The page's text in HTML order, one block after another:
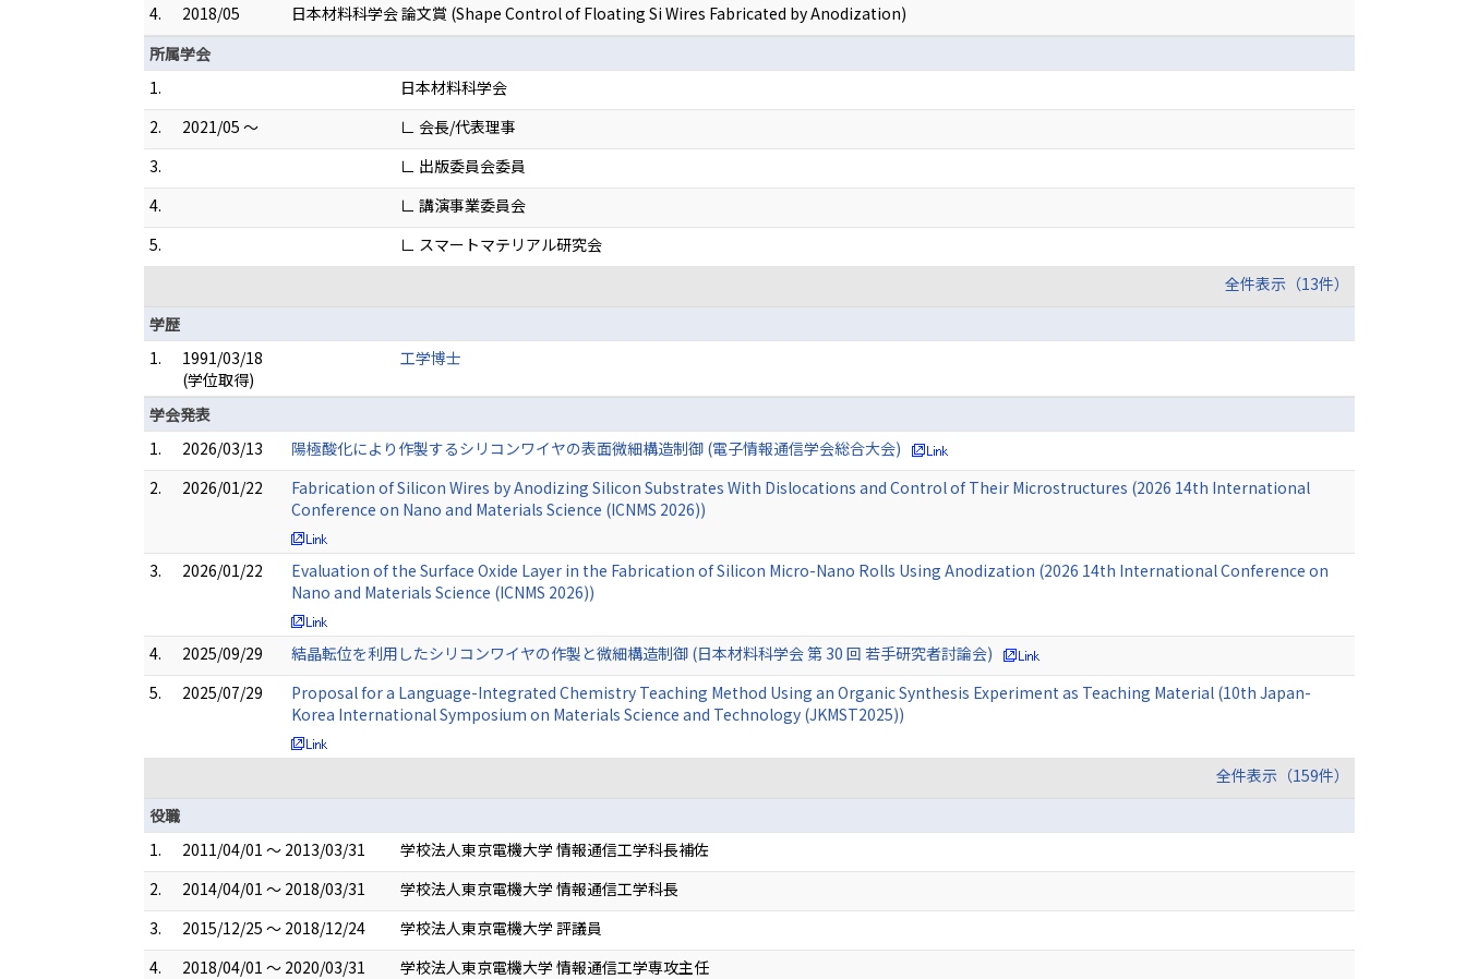
4.
2018/05
日本材料科学会 論文賞 (Shape Control of Floating Si Wires Fabricated by Anodization)
所属学会
1.
日本材料科学会
2.
2021/05 ～
∟ 会長/代表理事
3.
∟ 出版委員会委員
4.
∟ 講演事業委員会
5.
∟ スマートマテリアル研究会
全件表示（13件）
学歴
1.
1991/03/18
(学位取得)
工学博士
学会発表
1.
2026/03/13
陽極酸化により作製するシリコンワイヤの表面微細構造制御 (電子情報通信学会総合大会)
2.
2026/01/22
Fabrication of Silicon Wires by Anodizing Silicon Substrates With Dislocations and Control of Their Microstructures (2026 14th International
Conference on Nano and Materials Science (ICNMS 2026))
3. 2026/01/22
Evaluation of the Surface Oxide Layer in the Fabrication of Silicon Micro-Nano Rolls Using Anodization (2026 14th International Conference on
Nano and Materials Science (ICNMS 2026))
4. 2025/09/29
結晶転位を利用したシリコンワイヤの作製と微細構造制御 (日本材料科学会 第 30 回 若手研究者討論会)
5.
2025/07/29
Proposal for a Language-Integrated Chemistry Teaching Method Using an Organic Synthesis Experiment as Teaching Material (10th Japan-
Korea International Symposium on Materials Science and Technology (JKMST2025))
全件表示（159件）
役職
1.
2011/04/01 ～ 2013/03/31
学校法人東京電機大学 情報通信工学科長補佐
2.
2014/04/01 ～ 2018/03/31
学校法人東京電機大学 情報通信工学科長
3.
2015/12/25 ～ 2018/12/24
学校法人東京電機大学 評議員
4.
2018/04/01 ～ 2020/03/31
学校法人東京電機大学 情報通信工学専攻主任